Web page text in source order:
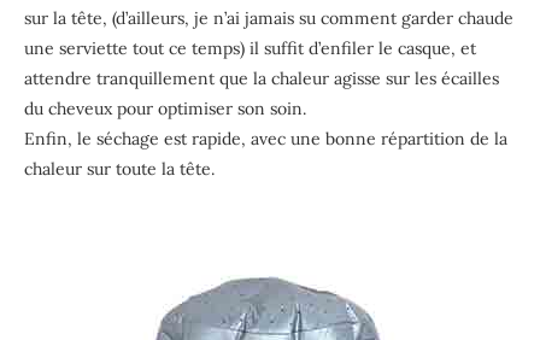
sur la tête, (d’ailleurs, je n’ai jamais su comment garder chaude
une serviette tout ce temps) il suffit d’enfiler le casque, et
attendre tranquillement que la chaleur agisse sur les écailles
du cheveux pour optimiser son soin.
Enfin, le séchage est rapide, avec une bonne répartition de la
chaleur sur toute la tête.